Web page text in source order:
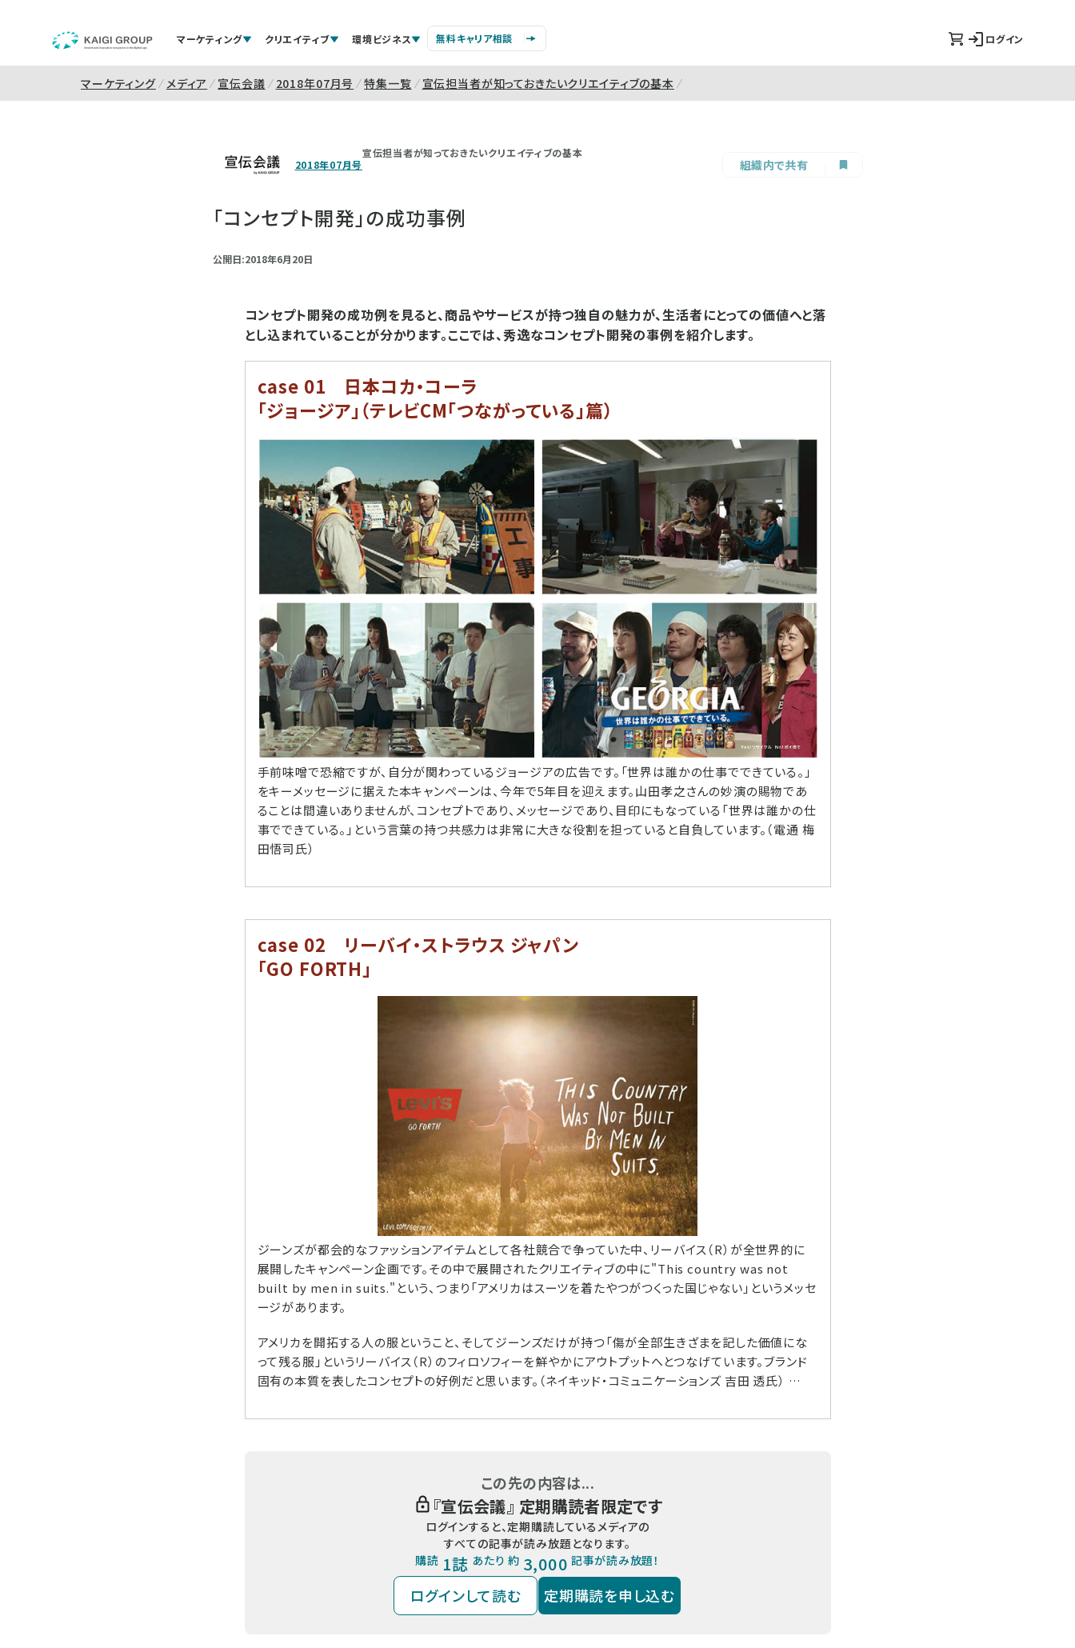
マーケティング クリエイティブ 環境ビジネス 無料キャリア相談 ログイン
マーケティング メディア 宣伝会議 2018年07月号 特集一覧 宣伝担当者が知っておきたいクリエイティブの基本
2018年07月号
宣伝担当者が知っておきたいクリエイティブの基本
組織内で共有
「コンセプト開発」の成功事例
公開日:2018年6月20日
コンセプト開発の成功例を見ると、商品やサービスが持つ独自の魅力が、生活者にとっての価値へと落
とし込まれていることが分かります。ここでは、秀逸なコンセプト開発の事例を紹介します。
case 01 日本コカ・コーラ
｢ジョージア」（テレビCM「つながっている」篇）
手前味噌で恐縮ですが、自分が関わっているジョージアの広告です。「世界は誰かの仕事でできている。」
をキーメッセージに据えた本キャンペーンは、今年で5年目を迎えます。山田孝之さんの妙演の賜物であ
ることは間違いありませんが、コンセプトであり、メッセージであり、目印にもなっている「世界は誰かの仕
事でできている。」という言葉の持つ共感力は非常に大きな役割を担っていると自負しています。（電通 梅
田悟司氏）
case 02 リーバイ・ストラウス ジャパン
｢GO FORTH」
ジーンズが都会的なファッションアイテムとして各社競合で争っていた中、リーバイス（R）が全世界的に
展開したキャンペーン企画です。その中で展開されたクリエイティブの中に"This country was not
built by men in suits."という、つまり「アメリカはスーツを着たやつがつくった国じゃない」というメッセ
ージがあります。
アメリカを開拓する人の服ということ、そしてジーンズだけが持つ「傷が全部生きざまを記した価値にな
って残る服」というリーバイス（R）のフィロソフィーを鮮やかにアウトプットへとつなげています。ブランド
固有の本質を表したコンセプトの好例だと思います。（ネイキッド・コミュニケーションズ 吉田 透氏） …
この先の内容は...
『宣伝会議』 定期購読者限定です
ログインすると、定期購読しているメディアの
すべての記事が読み放題となります。
購読 1誌 あたり 約 3,000 記事が読み放題！
ログインして読む 定期購読を申し込む